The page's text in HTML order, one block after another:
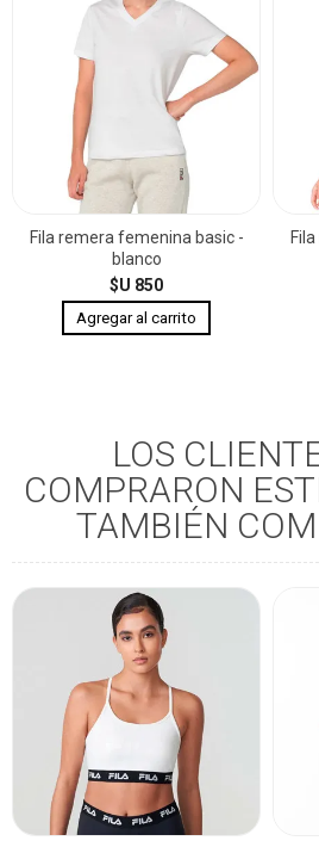
Fila remera femenina basic -
blanco
$U 850
LOS
COMPRARON
TAMBIÉN